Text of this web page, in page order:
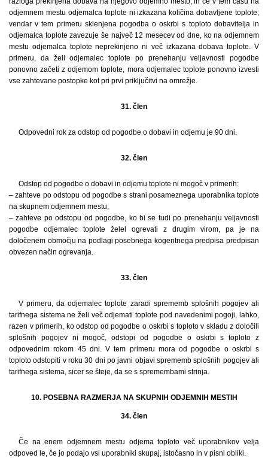
odjemnem mestu odjemalca toplote ni izkazana količina dobavljene toplote;
vendar v tem primeru sklenjena pogodba o oskrbi s toploto dobavitelja in
odjemalca toplote zavezuje še največ 12 mesecev od dne, ko na odjemnem
mestu odjemalca toplote neprekinjeno ni več izkazana dobava toplote. V
primeru, da želi odjemalec toplote po prenehanju veljavnosti pogodbe
ponovno začeti z odjemom toplote, mora odjemalec toplote ponovno izvesti
vse zahtevane postopke kot pri prvi priključitvi na omrežje.
31. člen
Odpovedni rok za odstop od pogodbe o dobavi in odjemu je 90 dni.
32. člen
Odstop od pogodbe o dobavi in odjemu toplote ni mogoč v primerih:
– zahteve po odstopu od pogodbe s strani posameznega uporabnika toplote
na skupnem odjemnem mestu,
– zahteve po odstopu od pogodbe, ko bi se tudi po prenehanju veljavnosti
pogodbe odjemalec toplote želel ogrevati z drugim virom, pa je na
določenem območju na podlagi posebnega kogentnega predpisa predpisan
obvezen način ogrevanja.
33. člen
V primeru, da odjemalec toplote zaradi sprememb splošnih pogojev ali
tarifnega sistema ne želi več odjemati toplote pod navedenimi pogoji, lahko,
razen v primerih, ko odstop od pogodbe o oskrbi s toploto v skladu z določili
splošnih pogojev ni mogoč, odstopi od pogodbe o oskrbi s toploto z
odpovednim rokom 45 dni. V tem primeru mora od pogodbe o oskrbi s
toploto odstopiti v roku 30 dni po javni objavi sprememb splošnih pogojev ali
tarifnega sistema, sicer se šteje, da se s spremembami strinja.
10. POSEBNA RAZMERJA NA SKUPNIH ODJEMNIH MESTIH
34. člen
Če na enem odjemnem mestu odjema toploto več uporabnikov velja
odpoved le, če jo podajo vsi uporabniki skupaj, istočasno in v pisni obliki.